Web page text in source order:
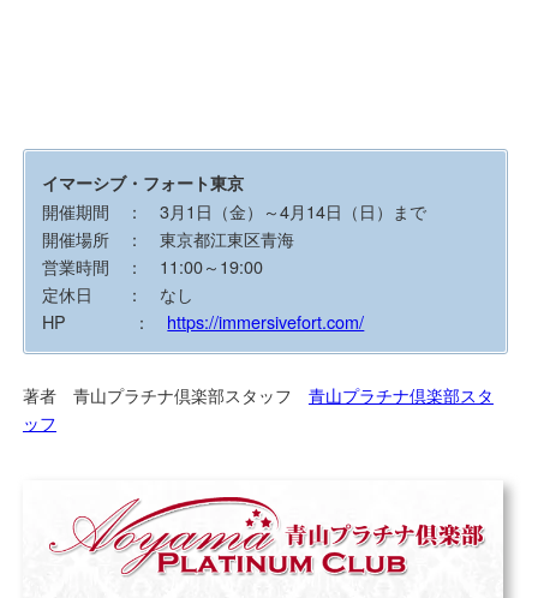
イマーシブ・フォート東京
開催期間 ： 3月1日（金）～4月14日（日）まで
開催場所 ： 東京都江東区青海
営業時間 ： 11:00～19:00
定休日 ： なし
HP ： https://immersivefort.com/
著者 青山プラチナ倶楽部スタッフ 青山プラチナ倶楽部スタ
ッフ